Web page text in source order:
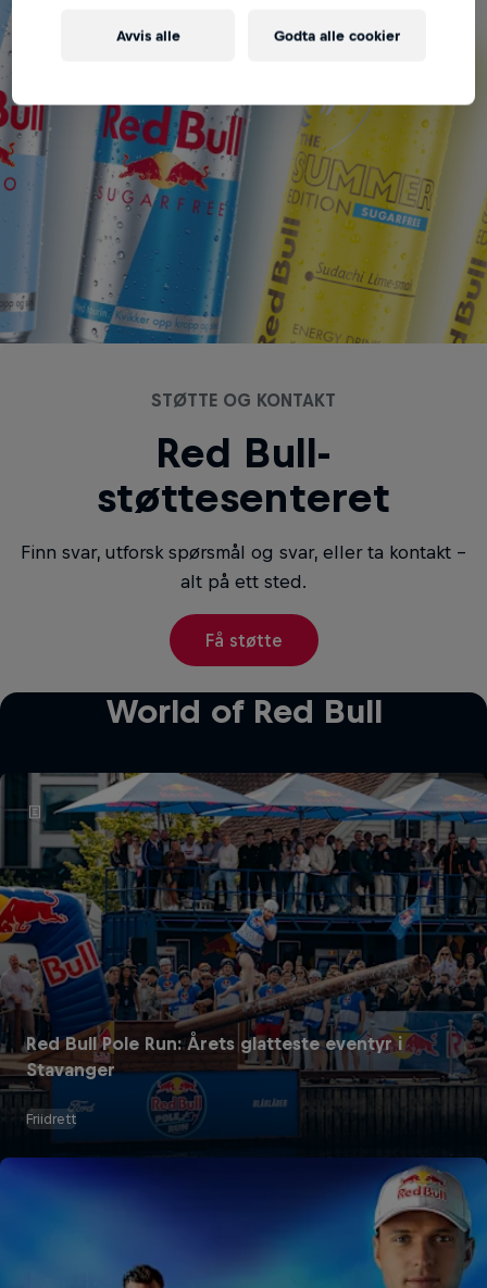
The Summer Edition
STØTTE OG KONTAKT
Red Bull-
støttesenteret
Finn svar, utforsk spørsmål og svar, eller ta kontakt –
alt på ett sted.
Få støtte
World of Red Bull
Red Bull Pole Run: Årets glatteste eventyr i
Stavanger
Friidrett
Avvis alle Godta alle cookier